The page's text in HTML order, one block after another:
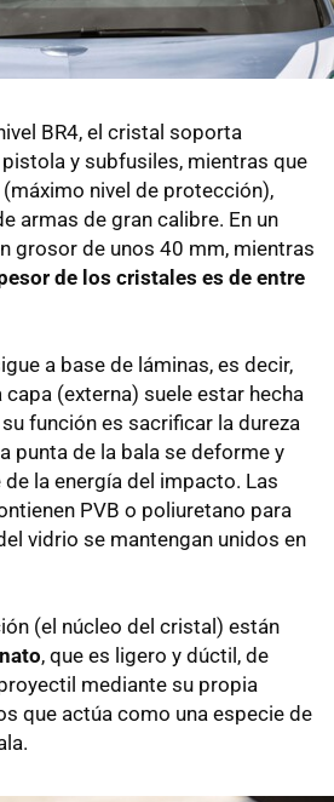
BR4, el cristal soporta
y subfusiles, mientras que
(máximo nivel de protección),
armas de gran calibre. En un
grosor de unos 40 mm, mientras
de los cristales es de entre
a base de láminas, es decir,
(externa) suele estar hecha
función es sacrificar la dureza
punta de la bala se deforme y
la energía del impacto. Las
PVB o poliuretano para
vidrio se mantengan unidos en
(el núcleo del cristal) están
, que es ligero y dúctil, de
mediante su propia
que actúa como una especie de